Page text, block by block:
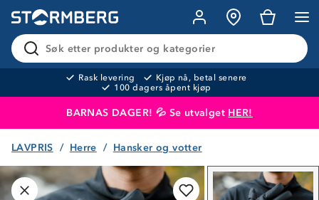
Søk etter produkter og kategorier
Rask levering
Kjøp nå, betal senere
100 dagers åpent kjøp
BARNAS DAGER! 💦 Se utvalget HER!
Produktet er lagt i handlekurven
LAVPRIS Herre Hansker og votter